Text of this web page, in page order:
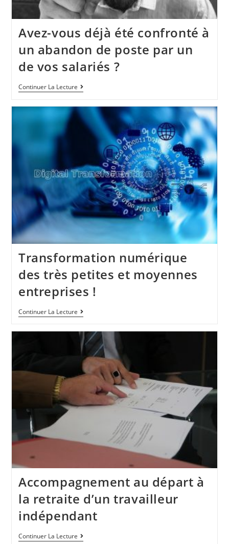
Avez-vous déjà été confronté à
un abandon de poste par un
de vos salariés ?
Continuer La Lecture
Transformation numérique
des très petites et moyennes
entreprises !
Continuer La Lecture
Accompagnement au départ à
la retraite d’un travailleur
indépendant
Continuer La Lecture